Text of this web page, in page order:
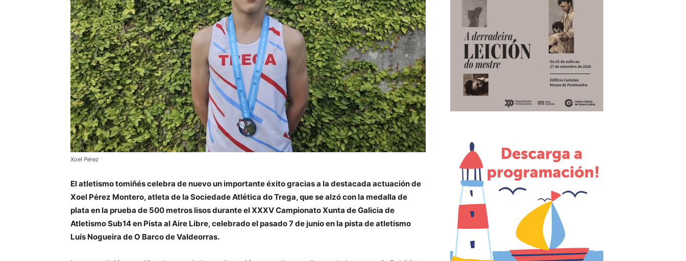
Xoel Pérez
El atletismo tomiñés celebra de nuevo un importante éxito gracias a la destacada actuación de
Xoel Pérez Montero, atleta de la Sociedade Atlética do Trega, que se alzó con la medalla de
plata en la prueba de 500 metros lisos durante el XXXV Campionato Xunta de Galicia de
Atletismo Sub14 en Pista al Aire Libre, celebrado el pasado 7 de junio en la pista de atletismo
Luís Nogueira de O Barco de Valdeorras.